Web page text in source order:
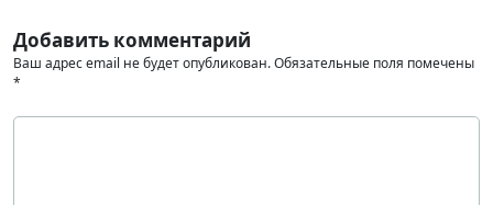
Добавить комментарий
Ваш адрес email не будет опубликован.Обязательные поля помечены
*